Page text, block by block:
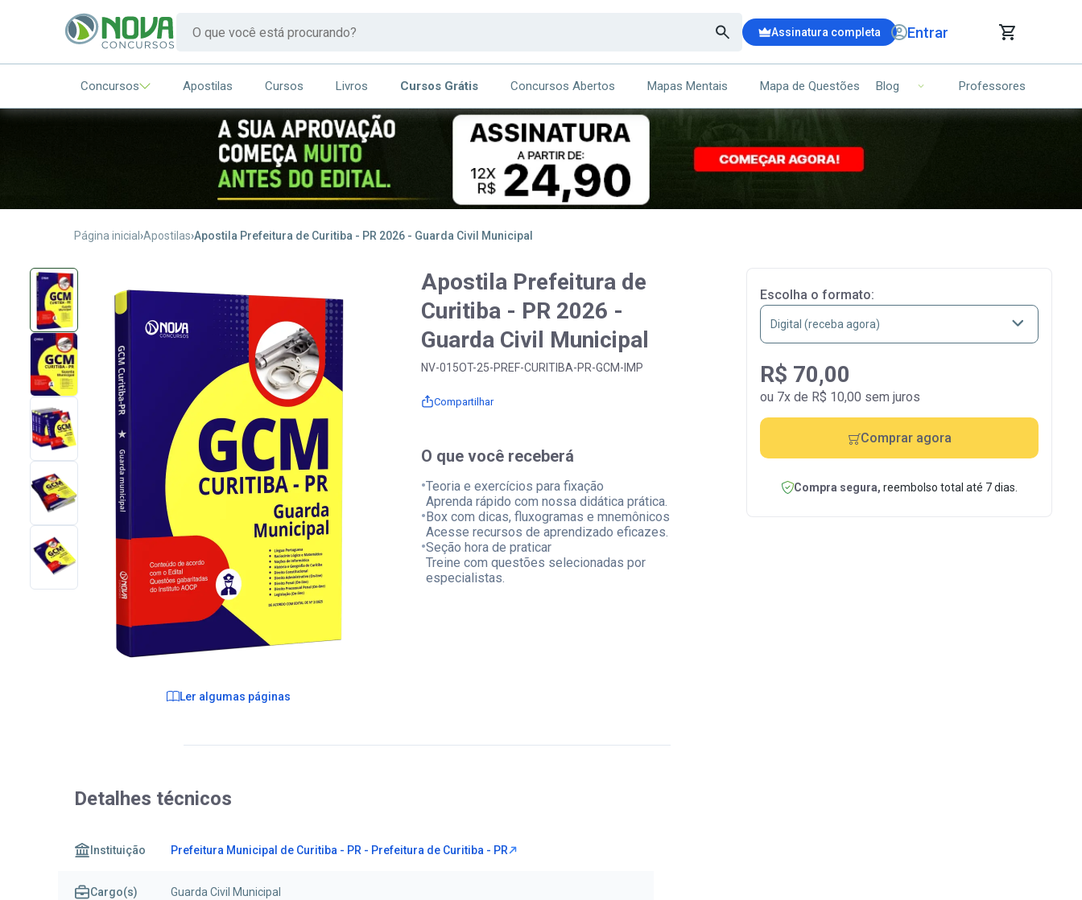
Assinatura completa Entrar
CARRINHO DE COMPRAS
ITENS (00)
Seu carrinho ainda está vazio.
Concursos Apostilas Cursos Livros Cursos Grátis Concursos Abertos Mapas Mentais Mapa de Questões Blog Professores
Página inicial Apostilas Apostila Prefeitura de Curitiba - PR 2026 - Guarda Civil Municipal
Ler algumas páginas
Apostila Prefeitura de
Curitiba - PR 2026 -
Guarda Civil Municipal
NV-015OT-25-PREF-CURITIBA-PR-GCM-IMP
Compartilhar
O que você receberá
•Teoria e exercícios para fixação
Aprenda rápido com nossa didática prática.
•Box com dicas, fluxogramas e mnemônicos
Acesse recursos de aprendizado eficazes.
•Seção hora de praticar
Treine com questões selecionadas por
especialistas.
Escolha o formato:
R$ 70,00
ou 7x de R$ 10,00 sem juros
Comprar agora
Compra segura, reembolso total até 7 dias.
Detalhes técnicos
Instituição Prefeitura Municipal de Curitiba - PR - Prefeitura de Curitiba - PR
Cargo(s) Guarda Civil Municipal